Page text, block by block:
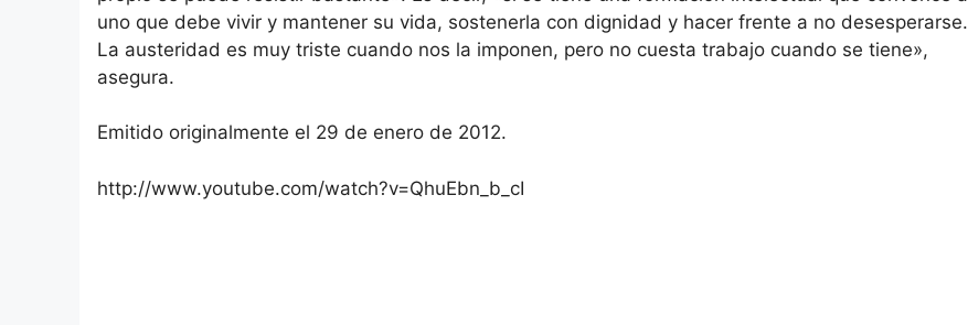
uno que debe vivir y mantener su vida, sostenerla con dignidad y hacer frente a no desesperarse.
La austeridad es muy triste cuando nos la imponen, pero no cuesta trabajo cuando se tiene»,
asegura.
Emitido originalmente el 29 de enero de 2012.
http://www.youtube.com/watch?v=QhuEbn_b_cI